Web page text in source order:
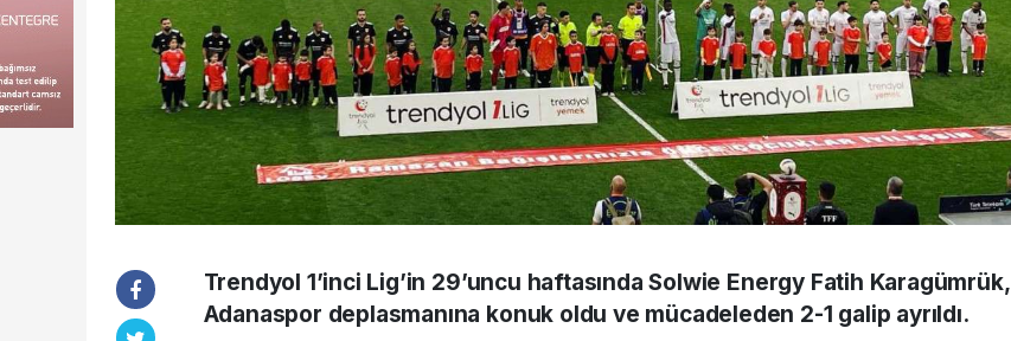
Trendyol 1’inci Lig’in 29’uncu haftasında Solwie Energy Fatih Karagümrük,
Adanaspor deplasmanına konuk oldu ve mücadeleden 2-1 galip ayrıldı.